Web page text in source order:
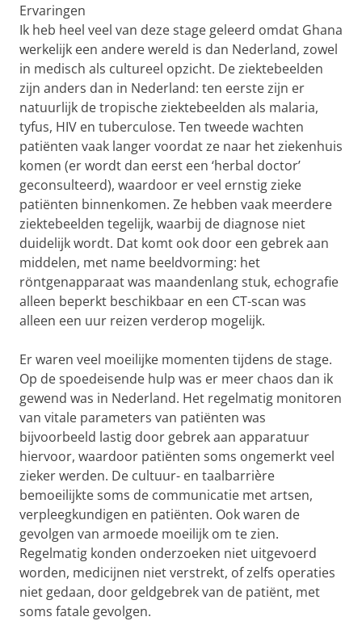
Ervaringen
Ik heb heel veel van deze stage geleerd omdat Ghana
werkelijk een andere wereld is dan Nederland, zowel
in medisch als cultureel opzicht. De ziektebeelden
zijn anders dan in Nederland: ten eerste zijn er
natuurlijk de tropische ziektebeelden als malaria,
tyfus, HIV en tuberculose. Ten tweede wachten
patiënten vaak langer voordat ze naar het ziekenhuis
komen (er wordt dan eerst een ‘herbal doctor’
geconsulteerd), waardoor er veel ernstig zieke
patiënten binnenkomen. Ze hebben vaak meerdere
ziektebeelden tegelijk, waarbij de diagnose niet
duidelijk wordt. Dat komt ook door een gebrek aan
middelen, met name beeldvorming: het
röntgenapparaat was maandenlang stuk, echografie
alleen beperkt beschikbaar en een CT-scan was
alleen een uur reizen verderop mogelijk.
Er waren veel moeilijke momenten tijdens de stage.
Op de spoedeisende hulp was er meer chaos dan ik
gewend was in Nederland. Het regelmatig monitoren
van vitale parameters van patiënten was
bijvoorbeeld lastig door gebrek aan apparatuur
hiervoor, waardoor patiënten soms ongemerkt veel
zieker werden. De cultuur- en taalbarrière
bemoeilijkte soms de communicatie met artsen,
verpleegkundigen en patiënten. Ook waren de
gevolgen van armoede moeilijk om te zien.
Regelmatig konden onderzoeken niet uitgevoerd
worden, medicijnen niet verstrekt, of zelfs operaties
niet gedaan, door geldgebrek van de patiënt, met
soms fatale gevolgen.